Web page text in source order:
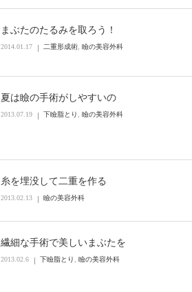
まぶたのたるみを取ろう！
2014.01.17 二重形成術, 瞼の美容外科
夏は瞼の手術がしやすいの
2013.07.19 下瞼脂とり 瞼の美容外科
糸を埋没して二重を作る
2013.02.13 瞼の美容外科
繊細な手術で美しいまぶたを
2013.02.6 下瞼脂とり, 瞼の美容外科